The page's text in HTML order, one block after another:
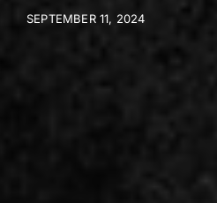
SEPTEMBER 11, 2024